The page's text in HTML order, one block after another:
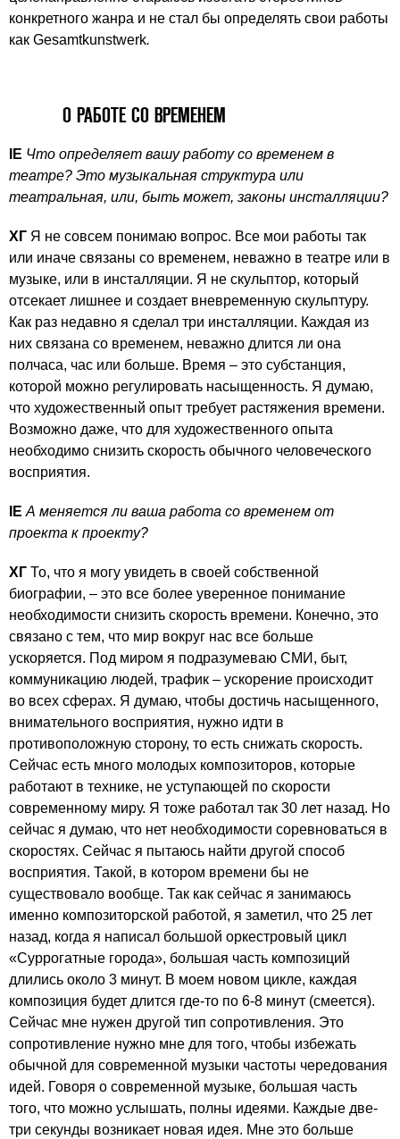
конкретного жанра и не стал бы определять свои работы
как Gesamtkunstwerk.
О РАБОТЕ СО ВРЕМЕНЕМ
IE Что определяет вашу работу со временем в
театре? Это музыкальная структура или
театральная, или, быть может, законы инсталляции?
ХГ Я не совсем понимаю вопрос. Все мои работы так
или иначе связаны со временем, неважно в театре или в
музыке, или в инсталляции. Я не скульптор, который
отсекает лишнее и создает вневременную скульптуру.
Как раз недавно я сделал три инсталляции. Каждая из
них связана со временем, неважно длится ли она
полчаса, час или больше. Время – это субстанция,
которой можно регулировать насыщенность. Я думаю,
что художественный опыт требует растяжения времени.
Возможно даже, что для художественного опыта
необходимо снизить скорость обычного человеческого
восприятия.
IE А меняется ли ваша работа со временем от
проекта к проекту?
ХГ То, что я могу увидеть в своей собственной
биографии, – это все более уверенное понимание
необходимости снизить скорость времени. Конечно, это
связано с тем, что мир вокруг нас все больше
ускоряется. Под миром я подразумеваю СМИ, быт,
коммуникацию людей, трафик – ускорение происходит
во всех сферах. Я думаю, чтобы достичь насыщенного,
внимательного восприятия, нужно идти в
противоположную сторону, то есть снижать скорость.
Сейчас есть много молодых композиторов, которые
работают в технике, не уступающей по скорости
современному миру. Я тоже работал так 30 лет назад. Но
сейчас я думаю, что нет необходимости соревноваться в
скоростях. Сейчас я пытаюсь найти другой способ
восприятия. Такой, в котором времени бы не
существовало вообще. Так как сейчас я занимаюсь
именно композиторской работой, я заметил, что ­25 лет
назад, когда я написал большой оркестровый цикл
«Суррогатные города», большая часть композиций
длились около 3 минут. В моем новом цикле, каждая
композиция будет длится где-то по 6-8 минут (смеется).
Сейчас мне нужен другой тип сопротивления. Это
сопротивление нужно мне для того, чтобы избежать
обычной для современной музыки частоты чередования
идей. Говоря о современной музыке, большая часть
того, что можно услышать, полны идеями. Каждые две-
три секунды возникает новая идея. Мне это больше